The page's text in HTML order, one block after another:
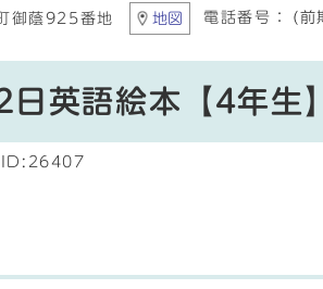
御蔭925番地 地図 電話番号： (前
英語絵本【4年生】
ID:26407